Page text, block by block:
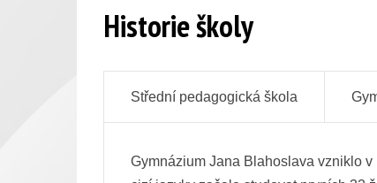
Historie školy
Střední pedagogická škola
Chceme-li si osvěžit historii minulosti
Gymnázium Jana Blahoslava vzniklo